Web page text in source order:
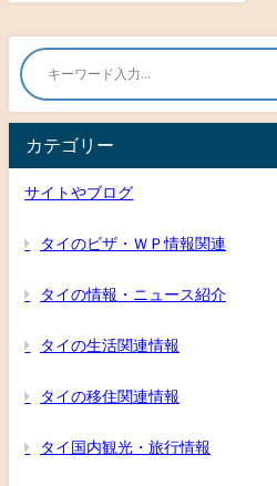
カテゴリー
サイトやブログ
タイのビザ・ＷＰ情報関連
タイの情報・ニュース紹介
タイの生活関連情報
タイの移住関連情報
タイ国内観光・旅行情報